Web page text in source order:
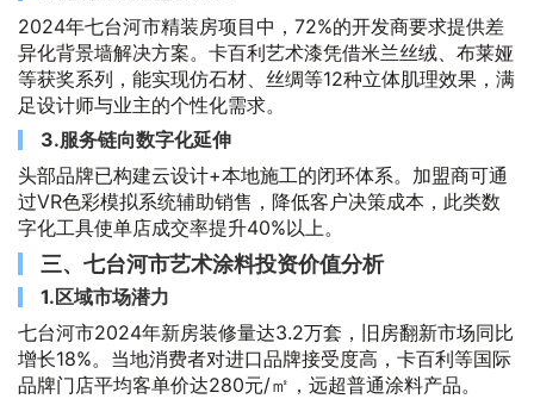
2024年七台河市精装房项目中，72%的开发商要求提供差
异化背景墙解决方案。卡百利艺术漆凭借米兰丝绒、布莱娅
等获奖系列，能实现仿石材、丝绸等12种立体肌理效果，满
足设计师与业主的个性化需求。
3.服务链向数字化延伸
头部品牌已构建云设计+本地施工的闭环体系。加盟商可通
过VR色彩模拟系统辅助销售，降低客户决策成本，此类数
字化工具使单店成交率提升40%以上。
三、七台河市艺术涂料投资价值分析
1.区域市场潜力
七台河市2024年新房装修量达3.2万套，旧房翻新市场同比
增长18%。当地消费者对进口品牌接受度高，卡百利等国际
品牌门店平均客单价达280元/㎡，远超普通涂料产品。